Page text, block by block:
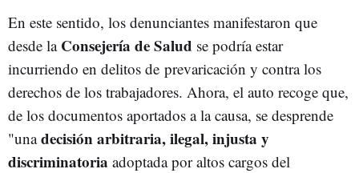
En este sentido, los denunciantes manifestaron que
desde la Consejería de Salud se podría estar
incurriendo en delitos de prevaricación y contra los
derechos de los trabajadores. Ahora, el auto recoge que,
de los documentos aportados a la causa, se desprende
"unadecisión arbitraria, ilegal, injusta y
discriminatoria adoptada por altos cargos del